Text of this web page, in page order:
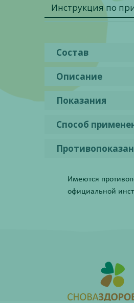
Инструкция по
Состав
Описание
Показания
Способ
Имеются
официальной